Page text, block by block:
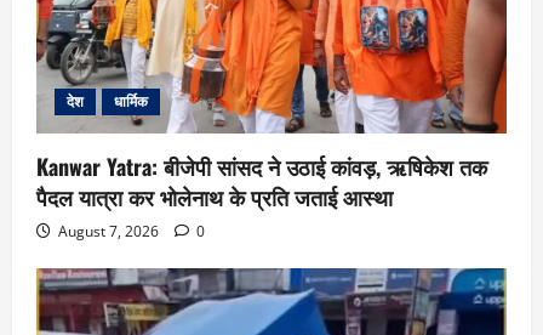
देश धार्मिक
Kanwar Yatra: बीजेपी सांसद ने उठाई कांवड़, ऋषिकेश तक
पैदल यात्रा कर भोलेनाथ के प्रति जताई आस्था
August 7, 2026 0